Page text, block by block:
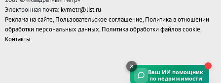
Электронная почта: kvmetr@list.ru
Реклама на сайте, Пользовательское соглашение, Политика в отношении
обработки персональных данных, Политика обработки файлов cookie,
Контакты
Ваш ИИ помощник
по недвижимости